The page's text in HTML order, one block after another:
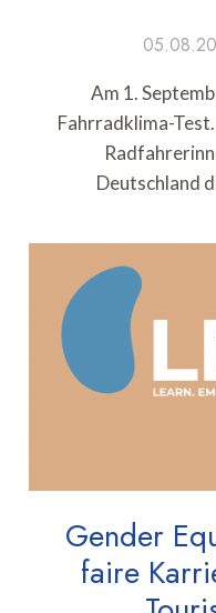
Am 1.
Fahrradklima-
Deutschland
Gender
faire